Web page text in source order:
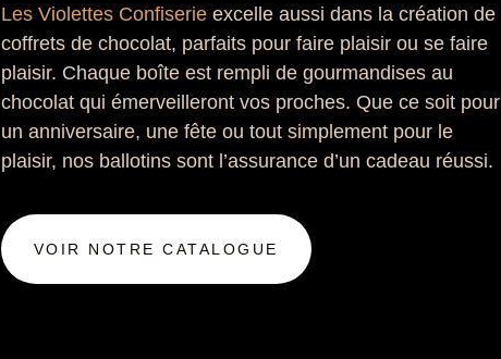
Les Violettes Confiserieexcelle aussi dans la création de
coffrets de chocolat, parfaits pour faire plaisir ou se faire
plaisir. Chaque boîte est rempli de gourmandises au
chocolat qui émerveilleront vos proches. Que ce soit pour
un anniversaire, une fête ou tout simplement pour le
plaisir, nos ballotins sont l’assurance d’un cadeau réussi.
VOIR NOTRE CATALOGUE